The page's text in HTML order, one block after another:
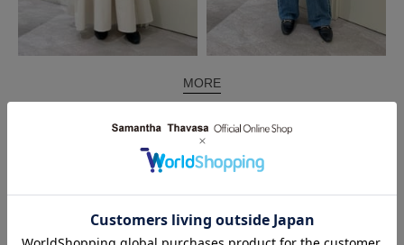
MORE
同じ商品を使った コーディネート